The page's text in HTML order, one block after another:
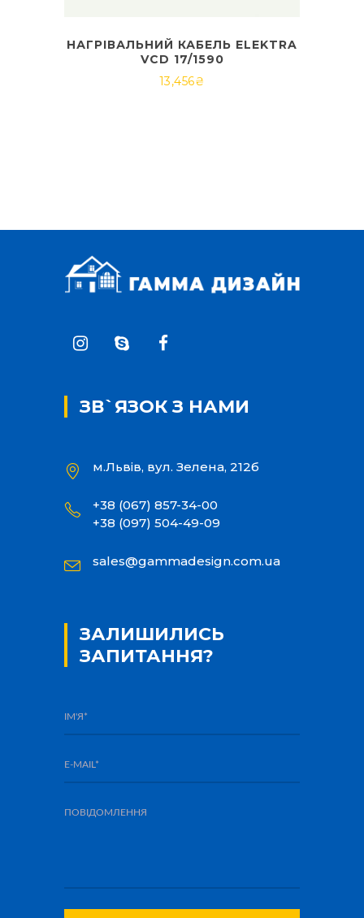
НАГРІВАЛЬНИЙ КАБЕЛЬ ELEKTRA
VCD 17/1590
13,456₴
ЗВ`ЯЗОК З НАМИ
м.Львів, вул. Зелена, 212б
+38 (067) 857-34-00
+38 (097) 504-49-09
sales@gammadesign.com.ua
ЗАЛИШИЛИСЬ
ЗАПИТАННЯ?